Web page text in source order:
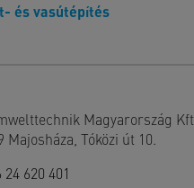
és vasútépítés
Magyarország Kft.
Majosháza, Tóközi út 10.
24 620 401